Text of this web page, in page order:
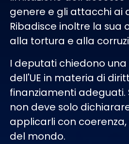
genere e gli attacchi ai
Ribadisce inoltre la sua
alla tortura e alla
I deputati chiedono
dell'UE in materia di
finanziamenti adeguati.
non deve solo
applicarli con
del mondo.